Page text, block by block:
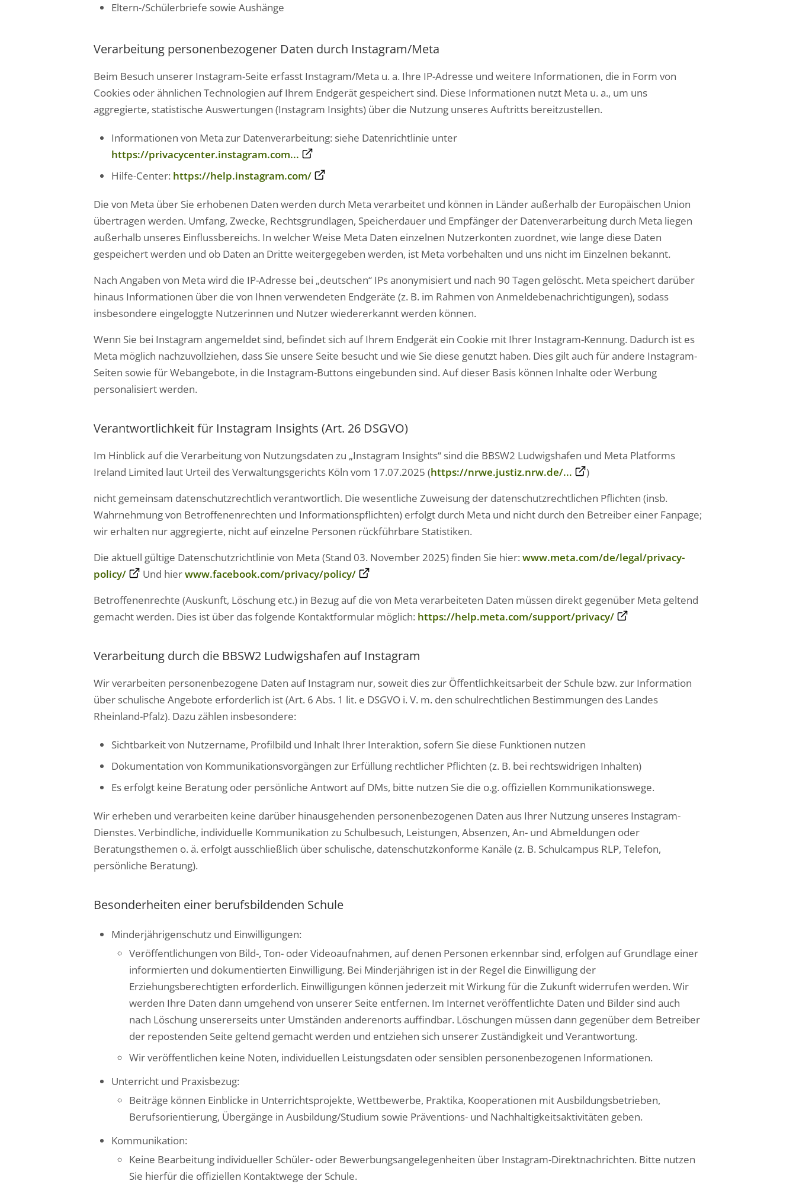
Eltern-/Schülerbriefe sowie Aushänge
Verarbeitung personenbezogener Daten durch Instagram/Meta
Beim Besuch unserer Instagram-Seite erfasst Instagram/Meta u. a. Ihre IP-Adresse und weitere Informationen, die in Form von
Cookies oder ähnlichen Technologien auf Ihrem Endgerät gespeichert sind. Diese Informationen nutzt Meta u. a., um uns
aggregierte, statistische Auswertungen (Instagram Insights) über die Nutzung unseres Auftritts bereitzustellen.
Informationen von Meta zur Datenverarbeitung: siehe Datenrichtlinie unter
https://privacycenter.instagram.com...
Hilfe-Center: https://help.instagram.com/
Die von Meta über Sie erhobenen Daten werden durch Meta verarbeitet und können in Länder außerhalb der Europäischen Union
übertragen werden. Umfang, Zwecke, Rechtsgrundlagen, Speicherdauer und Empfänger der Datenverarbeitung durch Meta liegen
außerhalb unseres Einflussbereichs. In welcher Weise Meta Daten einzelnen Nutzerkonten zuordnet, wie lange diese Daten
gespeichert werden und ob Daten an Dritte weitergegeben werden, ist Meta vorbehalten und uns nicht im Einzelnen bekannt.
Nach Angaben von Meta wird die IP-Adresse bei „deutschen“ IPs anonymisiert und nach 90 Tagen gelöscht. Meta speichert darüber
hinaus Informationen über die von Ihnen verwendeten Endgeräte (z. B. im Rahmen von Anmeldebenachrichtigungen), sodass
insbesondere eingeloggte Nutzerinnen und Nutzer wiedererkannt werden können.
Wenn Sie bei Instagram angemeldet sind, befindet sich auf Ihrem Endgerät ein Cookie mit Ihrer Instagram-Kennung. Dadurch ist es
Meta möglich nachzuvollziehen, dass Sie unsere Seite besucht und wie Sie diese genutzt haben. Dies gilt auch für andere Instagram-
Seiten sowie für Webangebote, in die Instagram-Buttons eingebunden sind. Auf dieser Basis können Inhalte oder Werbung
personalisiert werden.
Verantwortlichkeit für Instagram Insights (Art. 26 DSGVO)
Im Hinblick auf die Verarbeitung von Nutzungsdaten zu „Instagram Insights“ sind die BBSW2 Ludwigshafen und Meta Platforms
Ireland Limited laut Urteil des Verwaltungsgerichts Köln vom 17.07.2025 (https://nrwe.justiz.nrw.de/...
)
nicht gemeinsam datenschutzrechtlich verantwortlich. Die wesentliche Zuweisung der datenschutzrechtlichen Pflichten (insb.
Wahrnehmung von Betroffenenrechten und Informationspflichten) erfolgt durch Meta und nicht durch den Betreiber einer Fanpage;
wir erhalten nur aggregierte, nicht auf einzelne Personen rückführbare Statistiken.
Die aktuell gültige Datenschutzrichtlinie von Meta (Stand 03. November 2025) finden Sie hier:www.meta.com/de/legal/privacy-
policy/
Und hierwww.facebook.com/privacy/policy/
Betroffenenrechte (Auskunft, Löschung etc.) in Bezug auf die von Meta verarbeiteten Daten müssen direkt gegenüber Meta geltend
gemacht werden. Dies ist über das folgende Kontaktformular möglich: https://help.meta.com/support/privacy/
Verarbeitung durch die BBSW2 Ludwigshafen auf Instagram
Wir verarbeiten personenbezogene Daten auf Instagram nur, soweit dies zur Öffentlichkeitsarbeit der Schule bzw. zur Information
über schulische Angebote erforderlich ist (Art. 6 Abs. 1 lit. e DSGVO i. V. m. den schulrechtlichen Bestimmungen des Landes
Rheinland-Pfalz). Dazu zählen insbesondere:
Sichtbarkeit von Nutzername, Profilbild und Inhalt Ihrer Interaktion, sofern Sie diese Funktionen nutzen
Dokumentation von Kommunikationsvorgängen zur Erfüllung rechtlicher Pflichten (z. B. bei rechtswidrigen Inhalten)
Es erfolgt keine Beratung oder persönliche Antwort auf DMs, bitte nutzen Sie die o.g. offiziellen Kommunikationswege.
Wir erheben und verarbeiten keine darüber hinausgehenden personenbezogenen Daten aus Ihrer Nutzung unseres Instagram-
Dienstes. Verbindliche, individuelle Kommunikation zu Schulbesuch, Leistungen, Absenzen, An- und Abmeldungen oder
Beratungsthemen o. ä. erfolgt ausschließlich über schulische, datenschutzkonforme Kanäle (z. B. Schulcampus RLP, Telefon,
persönliche Beratung).
Besonderheiten einer berufsbildenden Schule
Minderjährigenschutz und Einwilligungen:
Veröffentlichungen von Bild-, Ton- oder Videoaufnahmen, auf denen Personen erkennbar sind, erfolgen auf Grundlage einer
informierten und dokumentierten Einwilligung. Bei Minderjährigen ist in der Regel die Einwilligung der
Erziehungsberechtigten erforderlich. Einwilligungen können jederzeit mit Wirkung für die Zukunft widerrufen werden. Wir
werden Ihre Daten dann umgehend von unserer Seite entfernen. Im Internet veröffentlichte Daten und Bilder sind auch
nach Löschung unsererseits unter Umständen anderenorts auffindbar. Löschungen müssen dann gegenüber dem Betreiber
der repostenden Seite geltend gemacht werden und entziehen sich unserer Zuständigkeit und Verantwortung.
Wir veröffentlichen keine Noten, individuellen Leistungsdaten oder sensiblen personenbezogenen Informationen.
Unterricht und Praxisbezug:
Beiträge können Einblicke in Unterrichtsprojekte, Wettbewerbe, Praktika, Kooperationen mit Ausbildungsbetrieben,
Berufsorientierung, Übergänge in Ausbildung/Studium sowie Präventions- und Nachhaltigkeitsaktivitäten geben.
Kommunikation:
Keine Bearbeitung individueller Schüler- oder Bewerbungsangelegenheiten über Instagram-Direktnachrichten. Bitte nutzen
Sie hierfür die offiziellen Kontaktwege der Schule.